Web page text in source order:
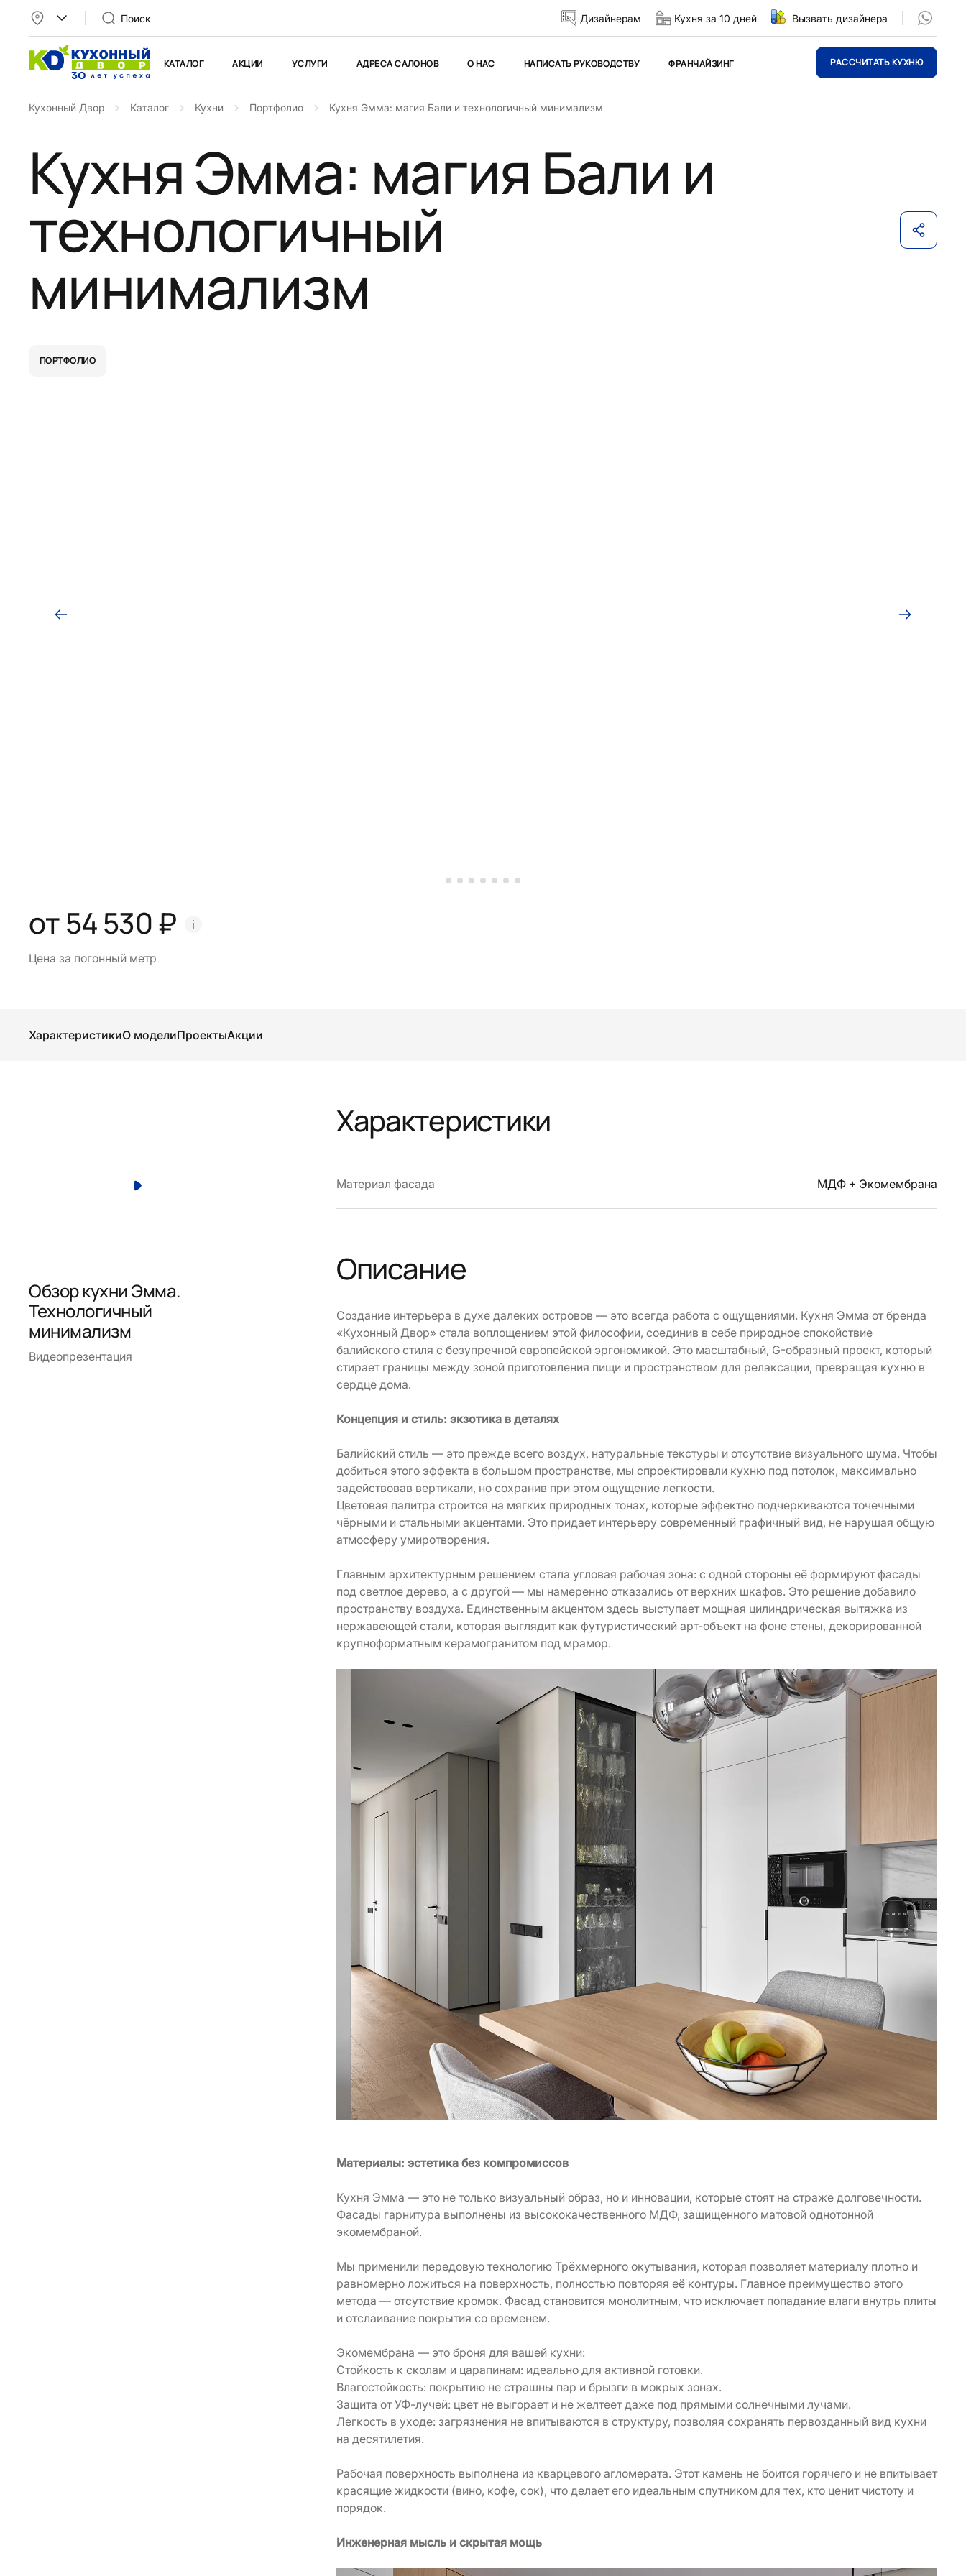
Поиск Дизайнерам Кухня за 10 дней Вызвать дизайнера
КАТАЛОГ АКЦИИ УСЛУГИ АДРЕСА САЛОНОВ О НАС НАПИСАТЬ РУКОВОДСТВУ ФРАНЧАЙЗИНГ РАССЧИТАТЬ КУХНЮ
Кухонный Двор Каталог Кухни Портфолио Кухня Эмма: магия Бали и технологичный минимализм
Кухня Эмма: магия Бали и
технологичный
минимализм
ПОРТФОЛИО
от 54 530 ₽
Цена за погонный метр
ХарактеристикиО моделиПроектыАкции
Обзор кухни Эмма.
Технологичный
минимализм
Видеопрезентация
Характеристики
Материал фасада МДФ + Экомембрана
Описание
Создание интерьера в духе далеких островов — это всегда работа с ощущениями. Кухня Эмма от бренда
«Кухонный Двор» стала воплощением этой философии, соединив в себе природное спокойствие
балийского стиля с безупречной европейской эргономикой. Это масштабный, G-образный проект, который
стирает границы между зоной приготовления пищи и пространством для релаксации, превращая кухню в
сердце дома.
Концепция и стиль: экзотика в деталях
Балийский стиль — это прежде всего воздух, натуральные текстуры и отсутствие визуального шума. Чтобы
добиться этого эффекта в большом пространстве, мы спроектировали кухню под потолок, максимально
задействовав вертикали, но сохранив при этом ощущение легкости.
Цветовая палитра строится на мягких природных тонах, которые эффектно подчеркиваются точечными
чёрными и стальными акцентами. Это придает интерьеру современный графичный вид, не нарушая общую
атмосферу умиротворения.
Главным архитектурным решением стала угловая рабочая зона: с одной стороны её формируют фасады
под светлое дерево, а с другой — мы намеренно отказались от верхних шкафов. Это решение добавило
пространству воздуха. Единственным акцентом здесь выступает мощная цилиндрическая вытяжка из
нержавеющей стали, которая выглядит как футуристический арт-объект на фоне стены, декорированной
крупноформатным керамогранитом под мрамор.
Материалы: эстетика без компромиссов
Кухня Эмма — это не только визуальный образ, но и инновации, которые стоят на страже долговечности.
Фасады гарнитура выполнены из высококачественного МДФ, защищенного матовой однотонной
экомембраной.
Мы применили передовую технологию Трёхмерного окутывания, которая позволяет материалу плотно и
равномерно ложиться на поверхность, полностью повторяя её контуры. Главное преимущество этого
метода — отсутствие кромок. Фасад становится монолитным, что исключает попадание влаги внутрь плиты
и отслаивание покрытия со временем.
Экомембрана — это броня для вашей кухни:
Стойкость к сколам и царапинам: идеально для активной готовки.
Влагостойкость: покрытию не страшны пар и брызги в мокрых зонах.
Защита от УФ-лучей: цвет не выгорает и не желтеет даже под прямыми солнечными лучами.
Легкость в уходе: загрязнения не впитываются в структуру, позволяя сохранять первозданный вид кухни
на десятилетия.
Рабочая поверхность выполнена из кварцевого агломерата. Этот камень не боится горячего и не впитывает
красящие жидкости (вино, кофе, сок), что делает его идеальным спутником для тех, кто ценит чистоту и
порядок.
Инженерная мысль и скрытая мощь